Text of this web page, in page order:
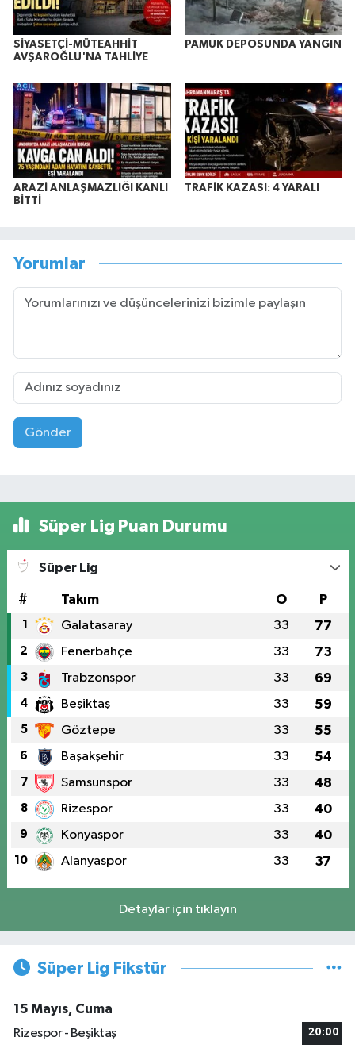
SİYASETÇİ-MÜTEAHHİT
AVŞAROĞLU'NA TAHLİYE
PAMUK DEPOSUNDA YANGIN
ARAZİ ANLAŞMAZLIĞI KANLI
BİTTİ
TRAFİK KAZASI: 4 YARALI
Yorumlar
Gönder
Süper Lig Puan Durumu
Süper Lig
# Takım O P
1 Galatasaray 33 77
2 Fenerbahçe 33 73
3 Trabzonspor 33 69
4 Beşiktaş 33 59
5 Göztepe 33 55
6 Başakşehir 33 54
7 Samsunspor 33 48
8 Rizespor 33 40
9 Konyaspor 33 40
10 Alanyaspor 33 37
Detaylar için tıklayın
Süper Lig Fikstür
15 Mayıs, Cuma
Rizespor - Beşiktaş
20:00